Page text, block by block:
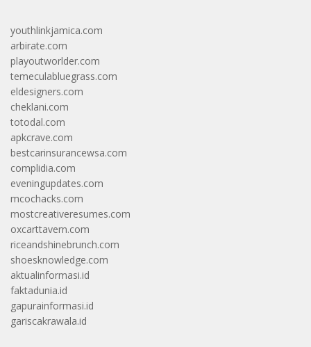
youthlinkjamica.com
arbirate.com
playoutworlder.com
temeculabluegrass.com
eldesigners.com
cheklani.com
totodal.com
apkcrave.com
bestcarinsurancewsa.com
complidia.com
eveningupdates.com
mcochacks.com
mostcreativeresumes.com
oxcarttavern.com
riceandshinebrunch.com
shoesknowledge.com
aktualinformasi.id
faktadunia.id
gapurainformasi.id
gariscakrawala.id